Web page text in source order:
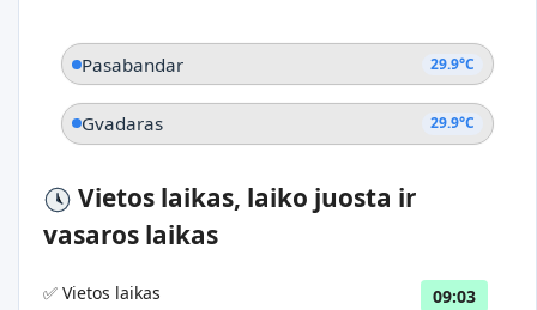
Pasabandar 29.9°C
Gvadaras 29.9°C
Vietos laikas, laiko juosta ir
vasaros laikas
✅ Vietos laikas
09:03